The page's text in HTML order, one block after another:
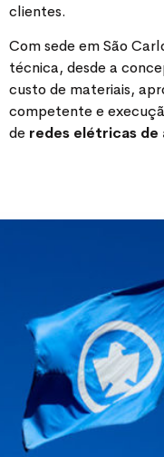
clientes.
Com sede em São
técnica, desde a
custo de materiais,
competente e
de redes elétricas de